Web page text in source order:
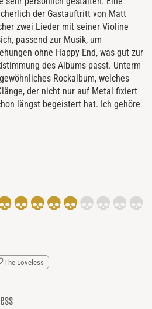
der Gastauftritt von Matt
zwei Lieder mit seiner Violine
passend zur Musik, um
ohne Happy End, was gut zur
des Albums passt. Unterm
Rockalbum, welches
der nicht nur auf Metal fixiert
längst begeistert hat. Ich gehöre
The Loveless